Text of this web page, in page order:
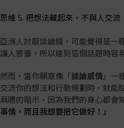
思維 5. 把想法藏起來，不與人交流
亞洲人討厭談論錢，可能覺得是一
讓人害羞，所以碰到這個話題時容
然而，當你願意像「談論感情 」一
交流你的想法和行動規劃時，就能
具體的暗示，因為我們的身心都會
事情，而且我想要把它做好！」